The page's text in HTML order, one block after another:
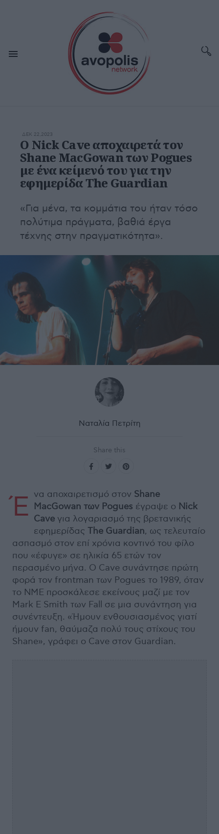
ΔΕΚ 22,2023
Ο Nick Cave αποχαιρετά τον
Shane MacGowan των Pogues
με ένα κείμενό του για την
εφημερίδα The Guardian
«Για μένα, τα κομμάτια του ήταν τόσο
πολύτιμα πράγματα, βαθιά έργα
τέχνης στην πραγματικότητα».
Ναταλία Πετρίτη
Share this
Έ να αποχαιρετισμό στον Shane
MacGowan των Pogues έγραψε ο Nick
Cave για λογαριασμό της βρετανικής
εφημερίδας The Guardian, ως τελευταίο
ασπασμό στον επί χρόνια κοντινό του φίλο
που «έφυγε» σε ηλικία 65 ετών τον
περασμένο μήνα. Ο Cave συνάντησε πρώτη
φορά τον frontman των Pogues το 1989, όταν
το NME προσκάλεσε εκείνους μαζί με τον
Mark E Smith των Fall σε μια συνάντηση για
συνέντευξη. «Ήμουν ενθουσιασμένος γιατί
ήμουν fan, θαύμαζα πολύ τους στίχους του
Shane», γράφει ο Cave στον Guardian.